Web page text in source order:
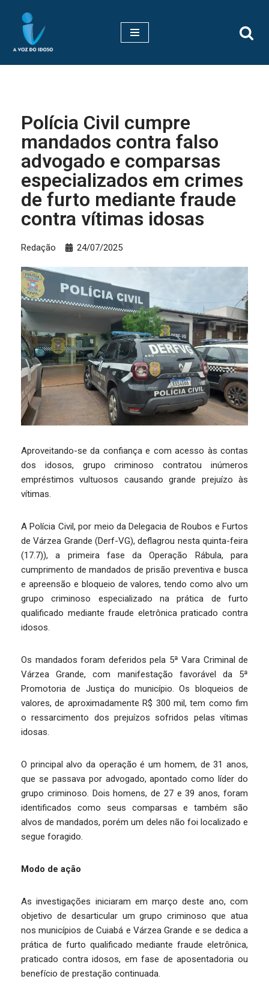
Pular
para
Polícia Civil cumpre
mandados contra falso
advogado e comparsas
especializados em crimes
de furto mediante fraude
contra vítimas idosas
Redação 24/07/2025
Aproveitando-se da confiança e com acesso às contas
dos idosos, grupo criminoso contratou inúmeros
empréstimos vultuosos causando grande prejuízo às
vítimas.
A Polícia Civil, por meio da Delegacia de Roubos e Furtos
de Várzea Grande (Derf-VG), deflagrou nesta quinta-feira
(17.7)), a primeira fase da Operação Rábula, para
cumprimento de mandados de prisão preventiva e busca
e apreensão e bloqueio de valores, tendo como alvo um
grupo criminoso especializado na prática de furto
qualificado mediante fraude eletrônica praticado contra
idosos.
Os mandados foram deferidos pela 5ª Vara Criminal de
Várzea Grande, com manifestação favorável da 5ª
Promotoria de Justiça do município. Os bloqueios de
valores, de aproximadamente R$ 300 mil, tem como fim
o ressarcimento dos prejuízos sofridos pelas vítimas
idosas.
O principal alvo da operação é um homem, de 31 anos,
que se passava por advogado, apontado como líder do
grupo criminoso. Dois homens, de 27 e 39 anos, foram
identificados como seus comparsas e também são
alvos de mandados, porém um deles não foi localizado e
segue foragido.
Modo de ação
As investigações iniciaram em março deste ano, com
objetivo de desarticular um grupo criminoso que atua
nos municípios de Cuiabá e Várzea Grande e se dedica a
prática de furto qualificado mediante fraude eletrônica,
praticado contra idosos, em fase de aposentadoria ou
benefício de prestação continuada.